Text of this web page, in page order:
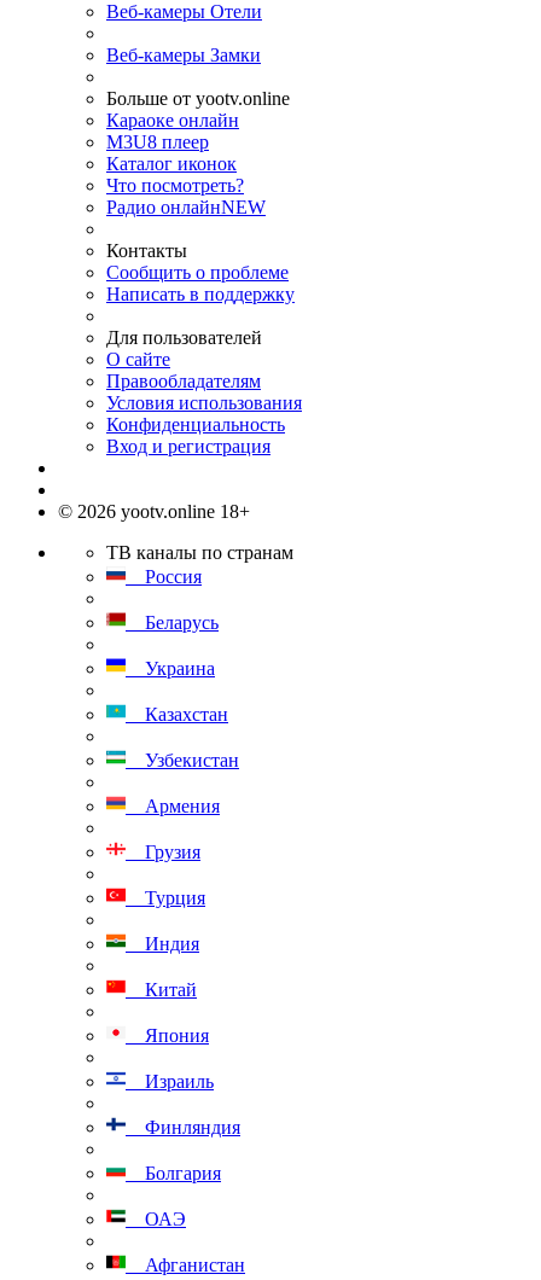
Веб-камеры Отели
Веб-камеры Замки
Больше от yootv.online
Караоке онлайн
M3U8 плеер
Каталог иконок
Что посмотреть?
Радио онлайнNEW
Контакты
Сообщить о проблеме
Написать в поддержку
Для пользователей
О сайте
Правообладателям
Условия использования
Конфиденциальность
Вход и регистрация
© 2026 yootv.online 18+
ТВ каналы по странам
Россия
Беларусь
Украина
Казахстан
Узбекистан
Армения
Грузия
Турция
Индия
Китай
Япония
Израиль
Финляндия
Болгария
ОАЭ
Афганистан